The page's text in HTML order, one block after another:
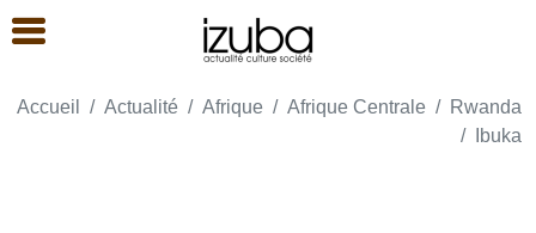
Accueil Actualité Afrique Afrique Centrale
Rwanda
Ibuka